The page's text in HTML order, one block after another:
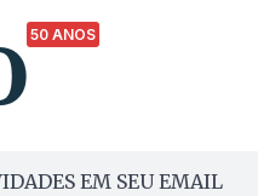
50 ANOS
EM SEU EMAIL